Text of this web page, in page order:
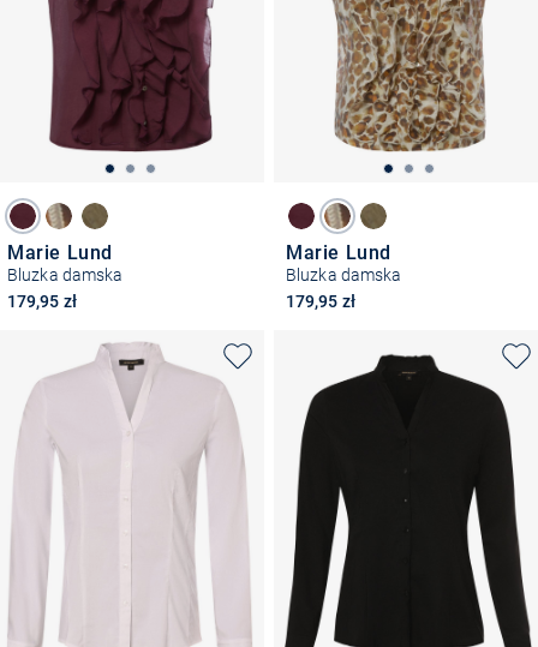
Marie Lund
Bluzka damska
179,95 zł
Marie Lund
Bluzka damska
179,95 zł